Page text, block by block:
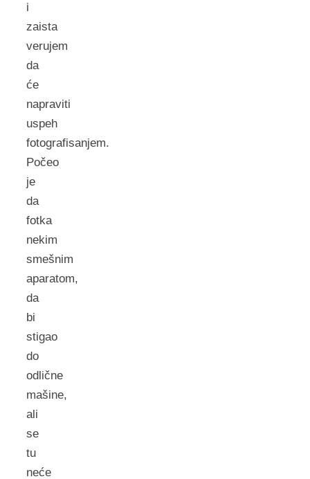
i
zaista
verujem
da
će
napraviti
uspeh
fotografisanjem.
Počeo
je
da
fotka
nekim
smešnim
aparatom,
da
bi
stigao
do
odlične
mašine,
ali
se
tu
neće